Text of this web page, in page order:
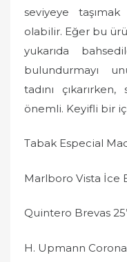
seviyeye
olabilir. Eğer bu
yukarıda
bulundurmayı
tadını
önemli. Keyifli bir
Tabak Especial
Marlboro Vista İce
Quintero Brevas
H. Upmann